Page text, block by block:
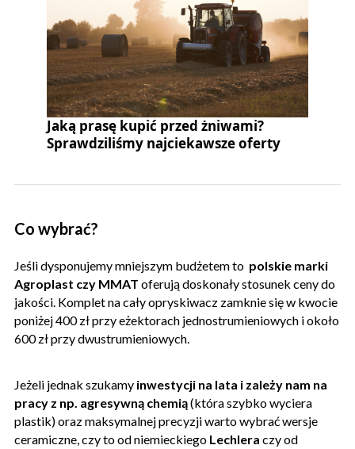
Jaką prasę kupić przed żniwami?
Sprawdziliśmy najciekawsze oferty
Co wybrać?
Jeśli dysponujemy mniejszym budżetem to polskie marki
Agroplast czy MMAT oferują doskonały stosunek ceny do
jakości. Komplet na cały opryskiwacz zamknie się w kwocie
poniżej 400 zł przy eżektorach jednostrumieniowych i około
600 zł przy dwustrumieniowych.
Jeżeli jednak szukamy inwestycji na lata i zależy nam na
pracy z np. agresywną chemią(która szybko wyciera
plastik) oraz maksymalnej precyzji warto wybrać wersje
ceramiczne, czy to od niemieckiego Lechlera czy od